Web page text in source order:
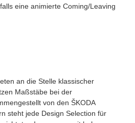
eine animierte Coming/Leaving
an die Stelle klassischer
Maßstäbe bei der
von den ŠKODA
steht jede Design Selection für